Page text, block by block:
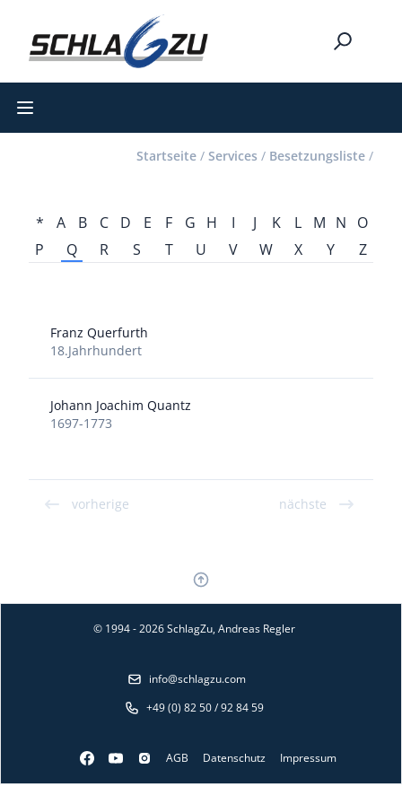
Open main menu
Startseite / Services / Besetzungsliste /
* A B C D E F G H I J K L M N
O
P
Q R S T U V W X Y Z
Franz Querfurth
18.Jahrhundert
Johann Joachim Quantz
1697-1773
vorherige nächste
© 1994 - 2026 SchlagZu, Andreas Regler
info@schlagzu.com
+49 (0) 82 50 / 92 84 59
AGB Datenschutz Impressum